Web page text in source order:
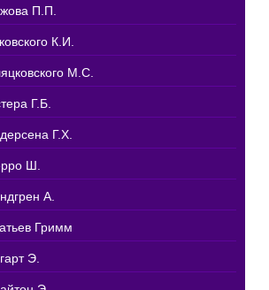
П.П.
К.И.
М.С.
Г.Б.
Г.Х.
Ш.
А.
Гримм
Э.